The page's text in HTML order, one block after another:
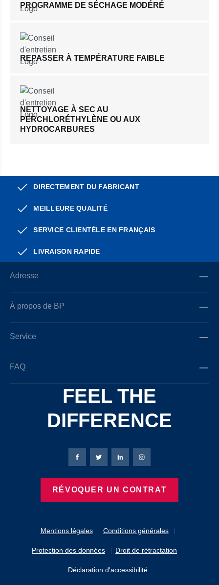
PROGRAMME DE SÉCHAGE MODÉRÉ
REPASSER À TEMPÉRATURE FAIBLE
NETTOYAGE À SEC AU
PERCHLORÉTHYLÈNE OU AUX
HYDROCARBURES
DIRECTEMENT DU FABRICANT
MEILLEURE QUALITÉ
SERVICE CLIENTÈLE EN FRANÇAIS
LIVRAISON RAPIDE
Adresse
À propos de BP
Service
FAQ
FEEL THE
DIFFERENCE
Mentions légales Conditions générales
Protection des données Droit de rétractation
Déclaration d'accessibilité
Page Facebook de Bierbaum-Proenen
Page X de Bierbaum-Proenen
Page LinkedIn de
Page Instagram de
RÉVOQUER UN CONTRAT